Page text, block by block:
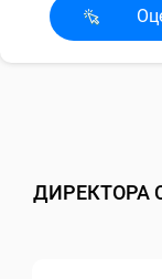
ДИРЕКТОРА